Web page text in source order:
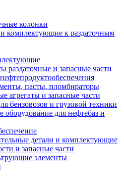
колонки
комплектующие к раздаточным
раздаточные и запасные части
пасты, пломбираторы
агрегаты и запасные части
бензовозов и грузовой техники
оборудование для нефтебаз и
детали и комплектующие
и запасные части
элементы